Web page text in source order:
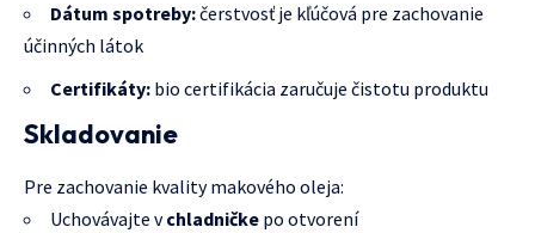
Dátum spotreby:čerstvosť je kľúčová pre zachovanie
účinných látok
Certifikáty: bio certifikácia zaručuje čistotu produktu
Skladovanie
Pre zachovanie kvality makového oleja:
Uchovávajte vchladničke po otvorení